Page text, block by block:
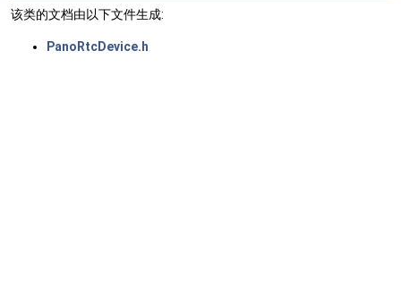
该类的文档由以下文件生成:
PanoRtcDevice.h